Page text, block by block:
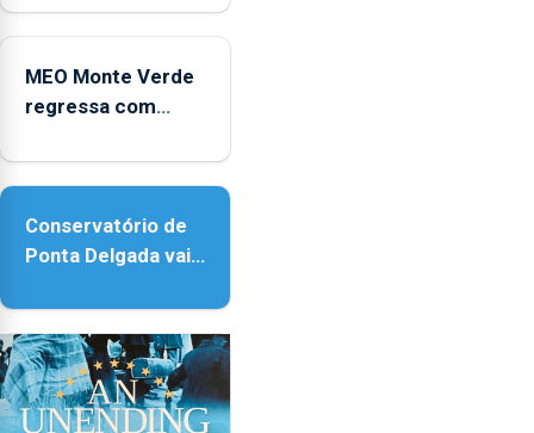
2025
Coliseu Micaelense
MEO Monte Verde
regressa com
acessibilidade
Conservatório de
Ponta Delgada vai
instrumentos